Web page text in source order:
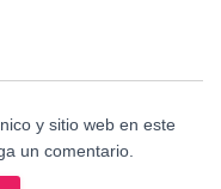
y sitio web en este
un comentario.